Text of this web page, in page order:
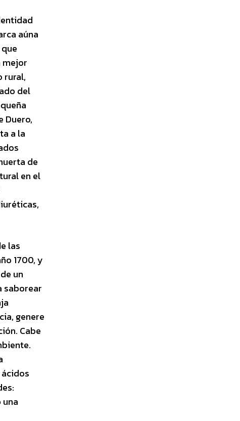
aúna
mejor
rural,
del
Duero,
a la
de
en el
las
1700, y
un
saborear
genere
Cabe